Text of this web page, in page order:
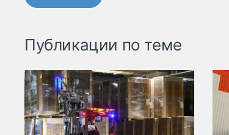
Публикации по теме